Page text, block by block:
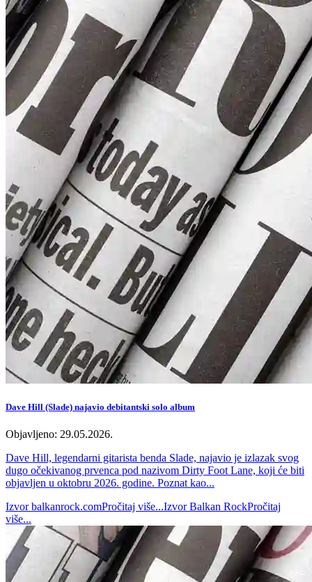
Dave Hill (Slade) najavio debitantski solo album
Objavljeno: 29.05.2026.
Dave Hill, legendarni gitarista benda Slade, najavio je izlazak svog
dugo očekivanog prvenca pod nazivom Dirty Foot Lane, koji će biti
objavljen u oktobru 2026. godine. Poznat kao...
Izvorbalkanrock.comPročitaj više...IzvorBalkan RockPročitaj
više...